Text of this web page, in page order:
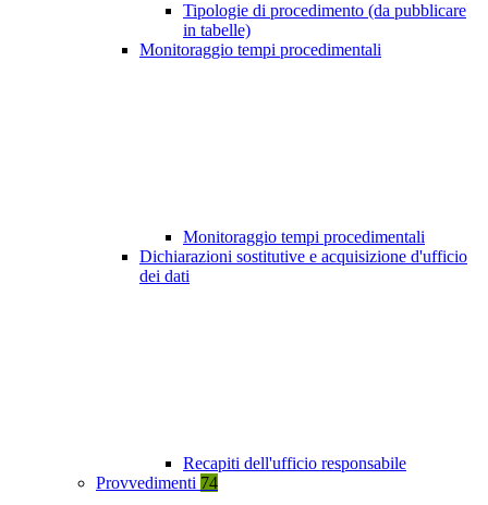
Tipologie di procedimento (da pubblicare
in tabelle)
Monitoraggio tempi procedimentali
Monitoraggio tempi procedimentali
Dichiarazioni sostitutive e acquisizione d'ufficio
dei dati
Recapiti dell'ufficio responsabile
Provvedimenti 74